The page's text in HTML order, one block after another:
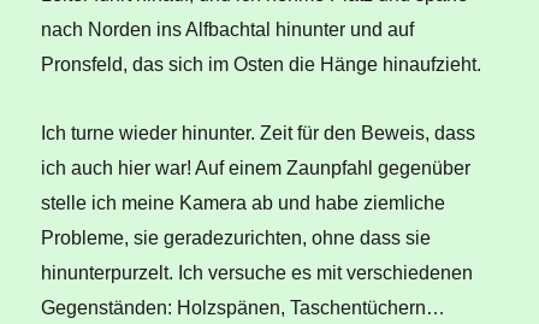
nach Norden ins Alfbachtal hinunter und auf
Pronsfeld, das sich im Osten die Hänge hinaufzieht.
Ich turne wieder hinunter. Zeit für den Beweis, dass
ich auch hier war! Auf einem Zaunpfahl gegenüber
stelle ich meine Kamera ab und habe ziemliche
Probleme, sie geradezurichten, ohne dass sie
hinunterpurzelt. Ich versuche es mit verschiedenen
Gegenständen: Holzspänen, Taschentüchern…